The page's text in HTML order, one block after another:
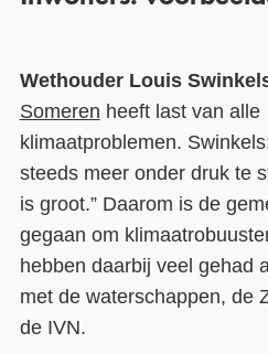
Wethouder Louis
Someren heeftlast van alle
klimaatproblemen.
steeds meer onder druk te
is groot.” Daarom is de
gegaan om
hebben daarbij veel gehad
met de waterschappen, de
de IVN.